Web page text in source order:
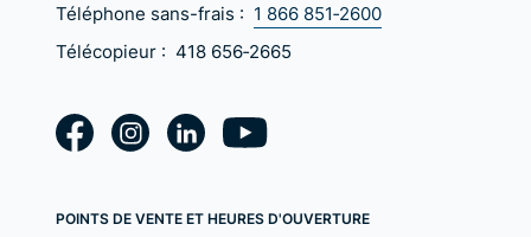
Téléphone sans-frais : 1 866 851‑2600
Télécopieur : 418 656‑2665
POINTS DE VENTE ET HEURES D'OUVERTURE